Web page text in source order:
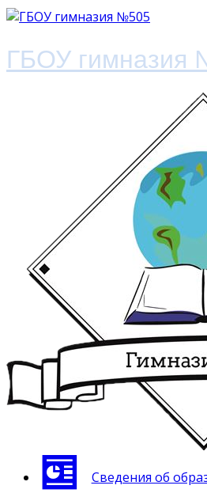
ГБОУ гимназия
Сведения об